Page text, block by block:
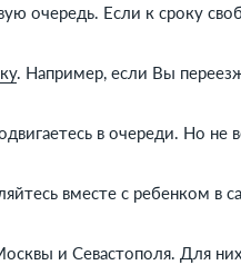
очередь. Если к сроку
. Например, если Вы
в очереди. Но
вместе с ребенком в
и Севастополя. Для